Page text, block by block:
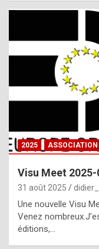
2025 ASSOCIATION
Visu Meet 2025-
31 août 2025
Une nouvelle Visu
Venez
éditions,…